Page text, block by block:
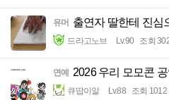
유머 출연자 딸한테 진심
드라고노브 Lv.90 조회
연예 2026 우리 모모콘
큐땁이알 Lv.88 조회 1012